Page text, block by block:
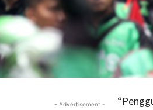
- Advertisement -